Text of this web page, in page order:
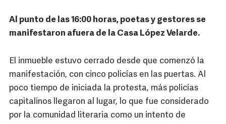
Al punto de las 16:00 horas, poetas y gestores se
manifestaron afuera de la Casa López Velarde.
El inmueble estuvo cerrado desde que comenzó la
manifestación, con cinco policías en las puertas. Al
poco tiempo de iniciada la protesta, más policías
capitalinos llegaron al lugar, lo que fue considerado
por la comunidad literaria como un intento de